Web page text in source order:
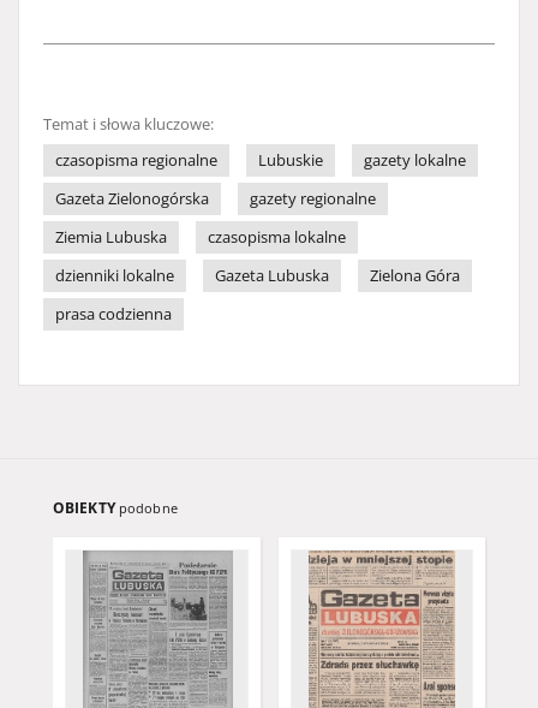
Temat i słowa kluczowe:
czasopisma regionalne
Lubuskie
gazety lokalne
Gazeta Zielonogórska
gazety regionalne
Ziemia Lubuska
czasopisma lokalne
dzienniki lokalne
Gazeta Lubuska
Zielona Góra
prasa codzienna
OBIEKTY podobne